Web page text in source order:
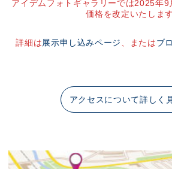
アイデムフォトギャラリーでは2025年9
価格を改定いたします
詳細は展示申し込みページ、またはブ
アクセスについて詳しく